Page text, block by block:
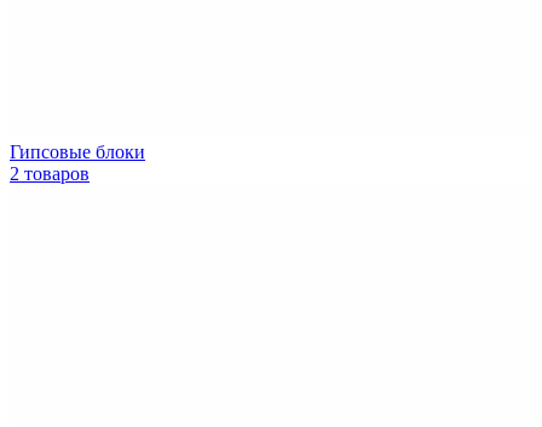
Гипсовые блоки
2 товаров